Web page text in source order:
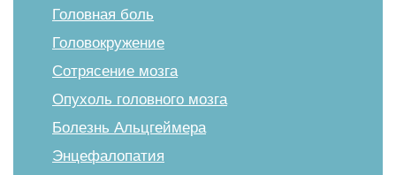
Головная боль
Головокружение
Сотрясение мозга
Опухоль головного мозга
Болезнь Альцгеймера
Энцефалопатия